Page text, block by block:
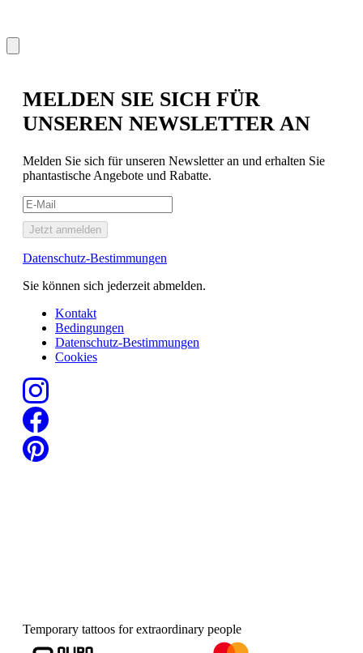
MELDEN SIE SICH FÜR
UNSEREN NEWSLETTER AN
Melden Sie sich für unseren Newsletter an und erhalten Sie
phantastische Angebote und Rabatte.
Jetzt anmelden
Datenschutz-Bestimmungen
Sie können sich jederzeit abmelden.
Kontakt
Bedingungen
Datenschutz-Bestimmungen
Cookies
Temporary tattoos for extraordinary people